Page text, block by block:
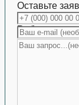
Оставьте
Работаем с